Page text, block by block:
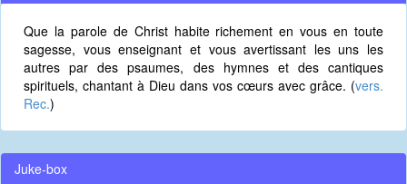
Que la parole de Christ habite richement en vous en toute
sagesse, vous enseignant et vous avertissant les uns les
autres par des psaumes, des hymnes et des cantiques
spirituels, chantant à Dieu dans vos cœurs avec grâce. (vers.
Rec.)
Juke-box